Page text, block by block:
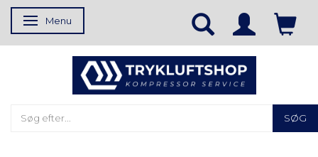
Skifte navigation
Menu
SØG